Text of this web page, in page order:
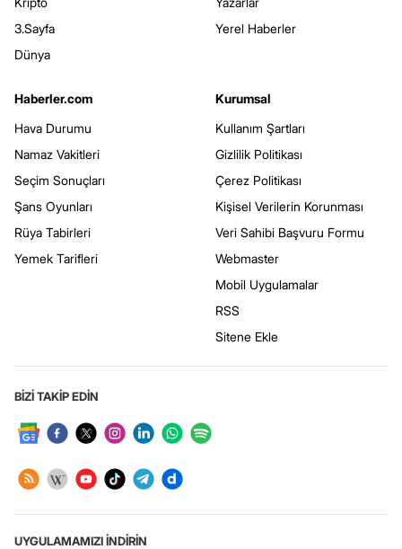
3.Sayfa
Dünya
Yerel Haberler
Haberler.com
Hava Durumu
Namaz Vakitleri
Seçim Sonuçları
Şans Oyunları
Rüya Tabirleri
Yemek Tarifleri
Kurumsal
Kullanım Şartları
Gizlilik Politikası
Çerez Politikası
Kişisel Verilerin Korunması
Veri Sahibi Başvuru Formu
Webmaster
Mobil Uygulamalar
RSS
Sitene Ekle
BİZİ TAKİP EDİN
UYGULAMAMIZI İNDİRİN